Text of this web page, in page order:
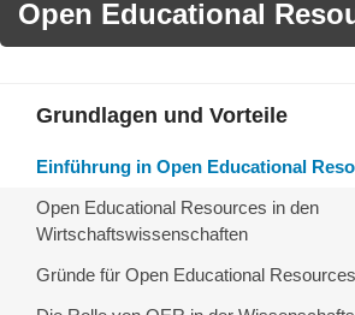
Grundlagen und Vorteile
Einführung in Open Educational
Open Educational Resources in den
Wirtschaftswissenschaften
Gründe für Open Educational Resources